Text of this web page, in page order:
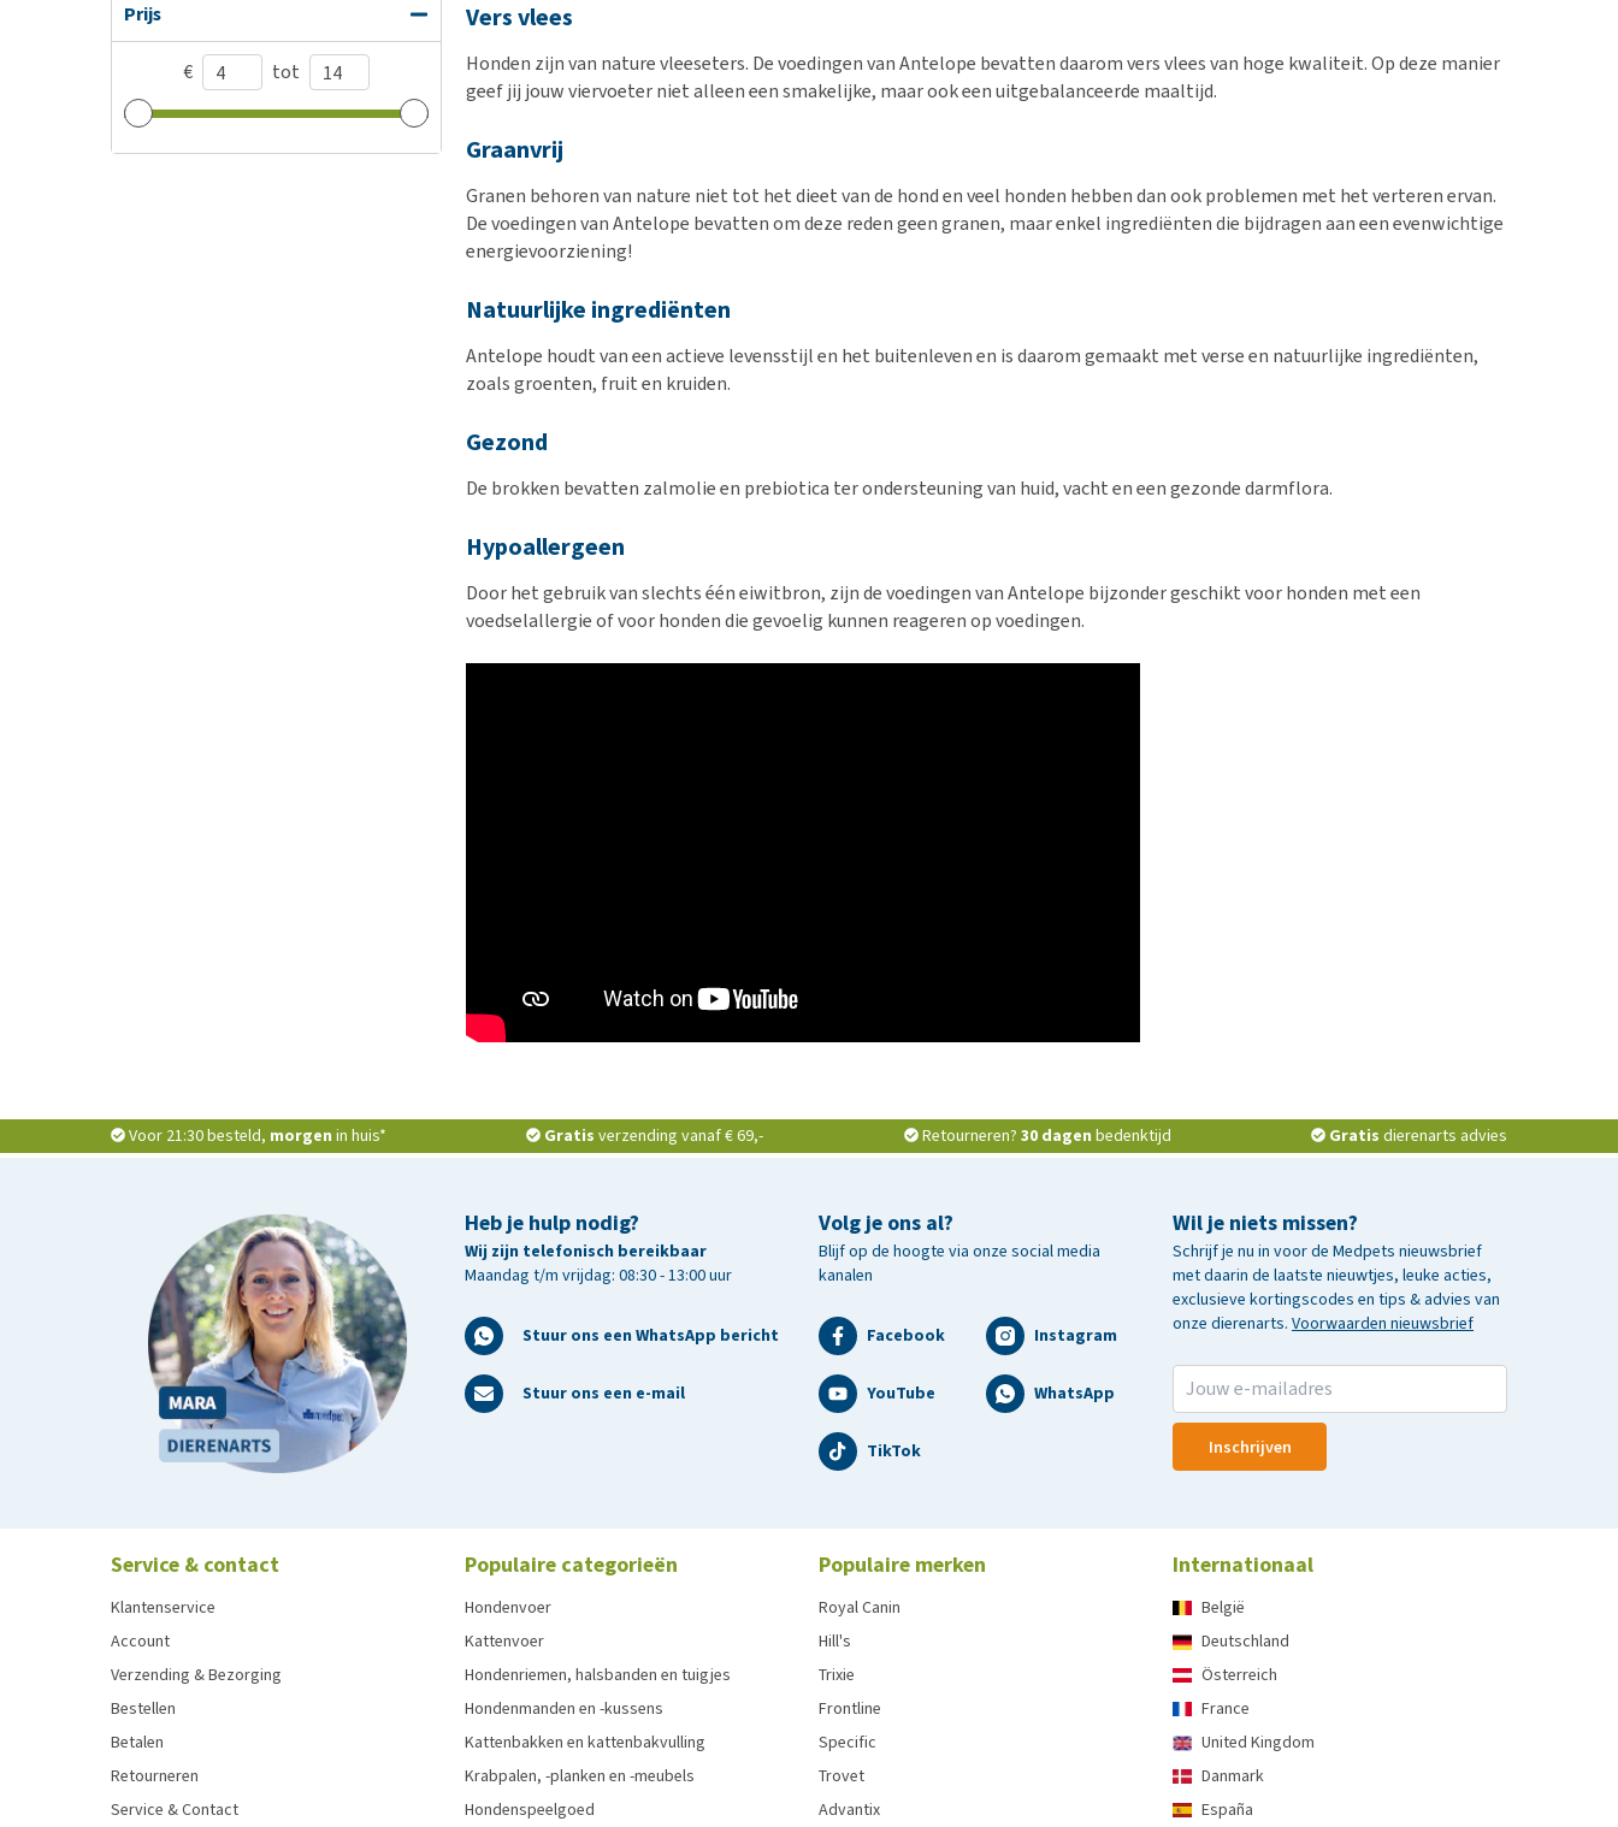
Prijs
€ tot
Vers vlees
Honden zijn van nature vleeseters. De voedingen van Antelope bevatten daarom vers vlees van hoge kwaliteit. Op deze manier
geef jij jouw viervoeter niet alleen een smakelijke, maar ook een uitgebalanceerde maaltijd.
Graanvrij
Granen behoren van nature niet tot het dieet van de hond en veel honden hebben dan ook problemen met het verteren ervan.
De voedingen van Antelope bevatten om deze reden geen granen, maar enkel ingrediënten die bijdragen aan een evenwichtige
energievoorziening!
Natuurlijke ingrediënten
Antelope houdt van een actieve levensstijl en het buitenleven en is daarom gemaakt met verse en natuurlijke ingrediënten,
zoals groenten, fruit en kruiden.
Gezond
De brokken bevatten zalmolie en prebiotica ter ondersteuning van huid, vacht en een gezonde darmflora.
Hypoallergeen
Door het gebruik van slechts één eiwitbron, zijn de voedingen van Antelope bijzonder geschikt voor honden met een
voedselallergie of voor honden die gevoelig kunnen reageren op voedingen.
Voor 21:30 besteld, morgen in huis* Gratis verzending vanaf € 69,- Retourneren? 30 dagen bedenktijd Gratis dierenarts advies
Heb je hulp nodig?
Wij zijn telefonisch bereikbaar
Maandag t/m vrijdag: 08:30 - 13:00 uur
Stuur ons een WhatsApp bericht
Stuur ons een e-mail
Wil je niets missen?
Schrijf je nu in voor de Medpets nieuwsbrief
met daarin de laatste nieuwtjes, leuke acties,
exclusieve kortingscodes en tips & advies van
onze dierenarts. Voorwaarden nieuwsbrief
Inschrijven
Volg je ons al?
Blijf op de hoogte via onze social media
kanalen
Facebook Instagram
YouTube WhatsApp
TikTok
Service & contact
Klantenservice
Account
Verzending & Bezorging
Bestellen
Betalen
Retourneren
Service & Contact
Populaire categorieën
Hondenvoer
Kattenvoer
Hondenriemen, halsbanden en tuigjes
Hondenmanden en -kussens
Kattenbakken en kattenbakvulling
Krabpalen, -planken en -meubels
Hondenspeelgoed
Populaire merken
Royal Canin
Hill's
Trixie
Frontline
Specific
Trovet
Advantix
Internationaal
België
Deutschland
Österreich
France
United Kingdom
Danmark
España